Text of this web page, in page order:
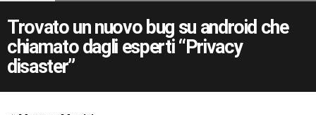
Trovato un nuovo bug su android che
chiamato dagli esperti “Privacy
disaster”